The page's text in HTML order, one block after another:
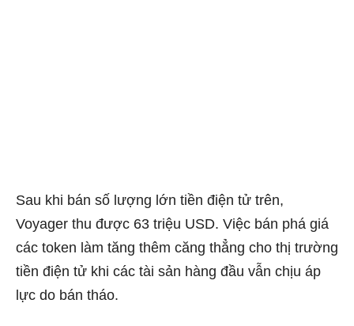
Sau khi bán số lượng lớn tiền điện tử trên,
Voyager thu được 63 triệu USD. Việc bán phá giá
các token làm tăng thêm căng thẳng cho thị trường
tiền điện tử khi các tài sản hàng đầu vẫn chịu áp
lực do bán tháo.